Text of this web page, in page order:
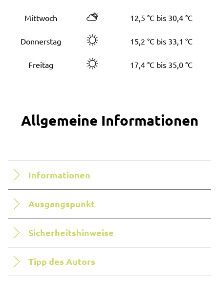
Mittwoch 12,5 °C bis 30,4 °C
Donnerstag 15,2 °C bis 33,1 °C
Freitag 17,4 °C bis 35,0 °C
Allgemeine Informationen
Informationen
Ausgangspunkt
Sicherheitshinweise
Tipp des Autors